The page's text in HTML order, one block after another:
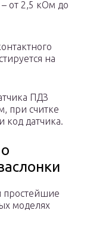
от 2,5 кОм до
на
ПДЗ
при считке
код датчика.
простейшие
моделях